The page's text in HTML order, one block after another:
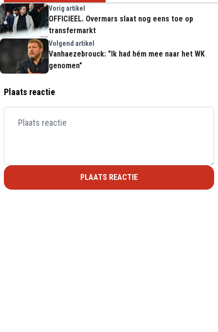
Vorig artikel
OFFICIEEL. Overmars slaat nog eens toe op
transfermarkt
Volgend artikel
Vanhaezebrouck: "Ik had hém mee naar het WK
genomen"
Plaats reactie
PLAATS REACTIE